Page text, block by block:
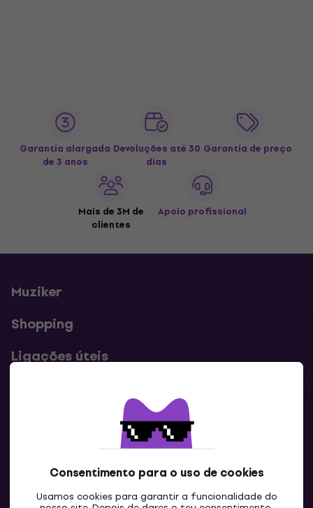
Consentimento para o uso de cookies
Usamos cookies para garantir a funcionalidade do
Garantia alargada
de 3 anos
Devoluções até 30
dias
Garantia de preço
Mais de 3M de
clientes
Apoio profissional
Muziker
Shopping
Ligações úteis
Contatos
Contacta-nos